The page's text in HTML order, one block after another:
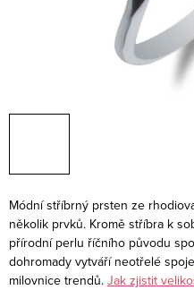
Módní stříbrný prsten ze
několik prvků. Kromě stříbra k
přírodní perlu říčního původu
dohromady vytváří neotřelé
milovnice trendů. Jak zjistit